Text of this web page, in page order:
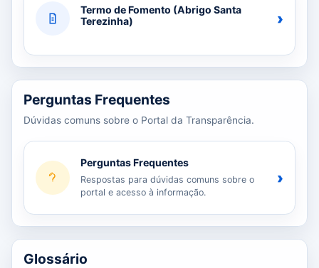
Termo de Fomento (Abrigo Santa
Terezinha)
›
Perguntas Frequentes
Dúvidas comuns sobre o Portal da Transparência.
Perguntas Frequentes
Respostas para dúvidas comuns sobre o
portal e acesso à informação.
›
Glossário